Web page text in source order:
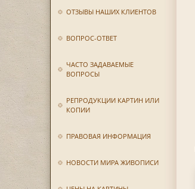
ОТЗЫВЫ НАШИХ КЛИЕНТОВ
ВОПРОС-ОТВЕТ
ЧАСТО ЗАДАВАЕМЫЕ
ВОПРОСЫ
РЕПРОДУКЦИИ КАРТИН ИЛИ
КОПИИ
ПРАВОВАЯ ИНФОРМАЦИЯ
НОВОСТИ МИРА ЖИВОПИСИ